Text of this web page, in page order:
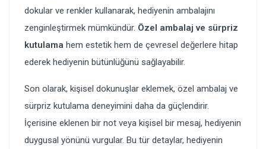
dokular ve renkler kullanarak, hediyenin ambalajını
zenginleştirmek mümkündür. Özel ambalaj ve sürpriz
kutulama hem estetik hem de çevresel değerlere hitap
ederek hediyenin bütünlüğünü sağlayabilir.
Son olarak, kişisel dokunuşlar eklemek, özel ambalaj ve
sürpriz kutulama deneyimini daha da güçlendirir.
İçerisine eklenen bir not veya kişisel bir mesaj, hediyenin
duygusal yönünü vurgular. Bu tür detaylar, hediyenin